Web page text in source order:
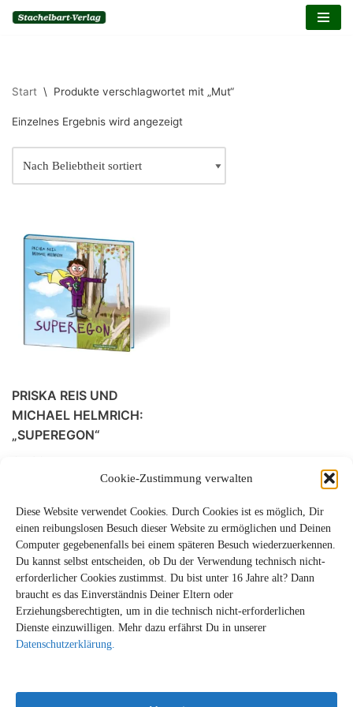
Cookie-Zustimmung verwalten
Diese Website verwendet Cookies. Durch Cookies ist es möglich, Dir
einen reibungslosen Besuch dieser Website zu ermöglichen und Deinen
Computer gegebenenfalls bei einem späteren Besuch wiederzuerkennen.
Du kannst selbst entscheiden, ob Du der Verwendung technisch nicht-
erforderlicher Cookies zustimmst. Du bist unter 16 Jahre alt? Dann
braucht es das Einverständnis Deiner Eltern oder
Erziehungsberechtigten, um in die technisch nicht-erforderlichen
Dienste einzuwilligen. Mehr dazu erfährst Du in unserer
Datenschutzerklärung.
springen
Start \ Produkte verschlagwortet mit „Mut“
Einzelnes Ergebnis wird angezeigt
PRISKA REIS UND
MICHAEL HELMRICH:
„SUPEREGON“
© STACHELBART-VERLAG 2026